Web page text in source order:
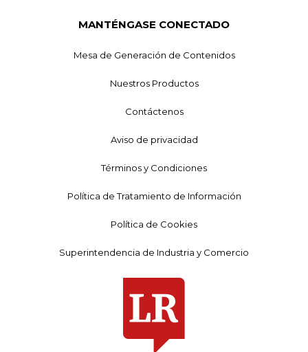
MANTÉNGASE CONECTADO
Mesa de Generación de Contenidos
Nuestros Productos
Contáctenos
Aviso de privacidad
Términos y Condiciones
Política de Tratamiento de Información
Política de Cookies
Superintendencia de Industria y Comercio